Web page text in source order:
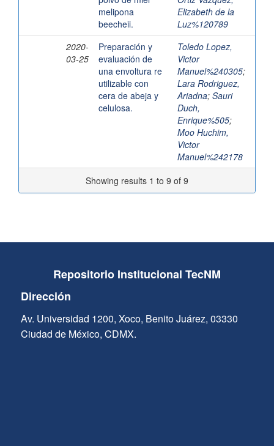
melipona
beecheii.
Elizabeth de la
Luz%120789
2020-
03-25
Preparación y
evaluación de
una envoltura re
utilizable con
cera de abeja y
celulosa.
Toledo Lopez,
Victor
Manuel%240305;
Lara Rodriguez,
Ariadna; Sauri
Duch,
Enrique%505;
Moo Huchim,
Victor
Manuel%242178
Showing results 1 to 9 of 9
Repositorio Institucional TecNM
Dirección
Av. Universidad 1200, Xoco, Benito Juárez, 03330
Ciudad de México, CDMX.